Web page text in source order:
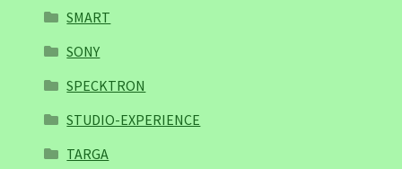
SMART
SONY
SPECKTRON
STUDIO-EXPERIENCE
TARGA